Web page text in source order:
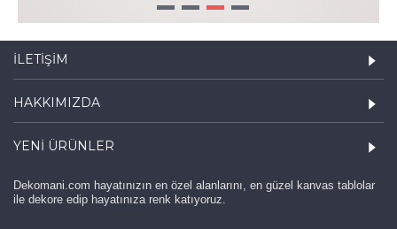
1 2 3 4
İLETIŞIM
HAKKIMIZDA
YENI ÜRÜNLER
Dekomani.com hayatınızın en özel alanlarını, en güzel kanvas tablolar
ile dekore edip hayatınıza renk katıyoruz.